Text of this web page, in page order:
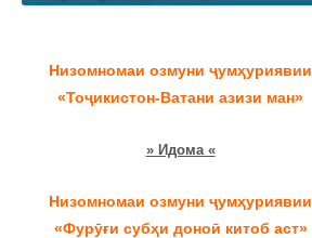
Низомномаи озмуни ҷумҳуриявии
«Тоҷикистон-Ватани азизи ман»
» Идома «
Низомномаи озмуни ҷумҳуриявии
«Фурӯғи субҳи доноӣ китоб аст»